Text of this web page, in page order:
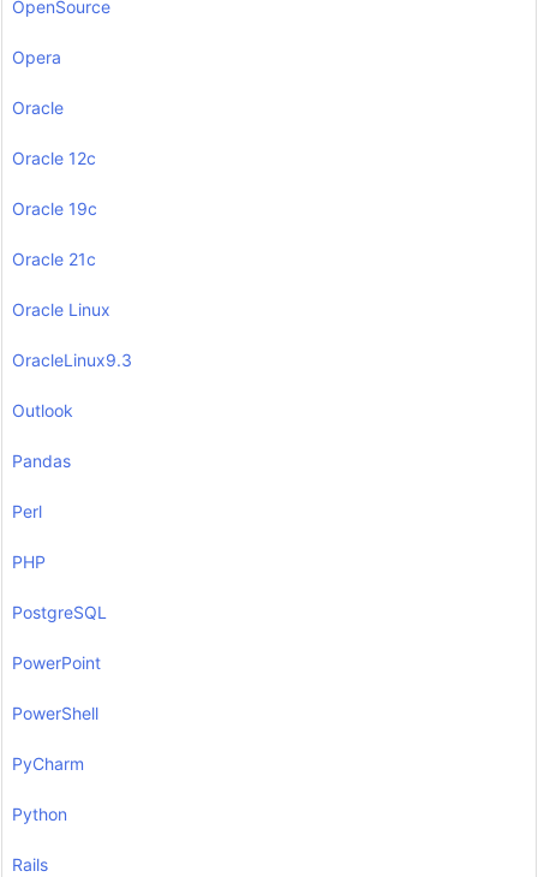
OpenSource
Opera
Oracle
Oracle 12c
Oracle 19c
Oracle 21c
Oracle Linux
OracleLinux9.3
Outlook
Pandas
Perl
PHP
PostgreSQL
PowerPoint
PowerShell
PyCharm
Python
Rails